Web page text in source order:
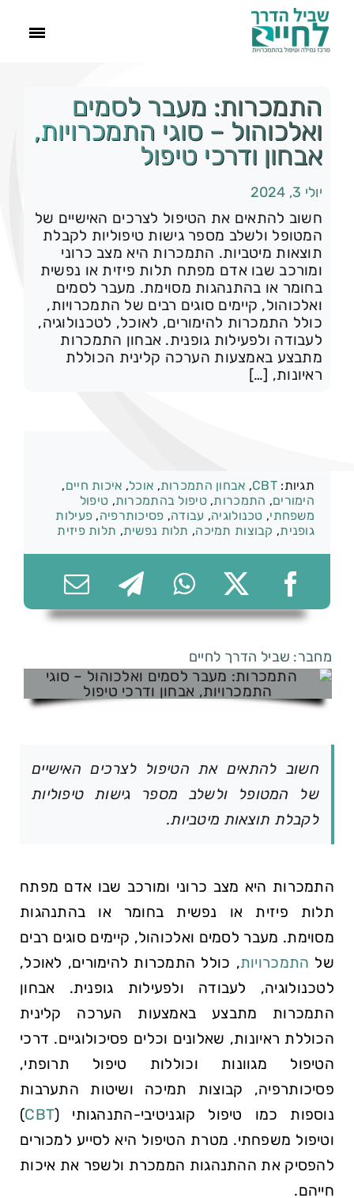
הסיפור שלנו
התמכרויות
תהליך הגמילה
עוד
צור קשר
התמכרות: מעבר לסמים
ואלכוהול – סוגי התמכרויות,
אבחון ודרכי טיפול
יולי 3, 2024
חשוב להתאים את הטיפול לצרכים האישיים של
המטופל ולשלב מספר גישות טיפוליות לקבלת
תוצאות מיטביות. התמכרות היא מצב כרוני
ומורכב שבו אדם מפתח תלות פיזית או נפשית
בחומר או בהתנהגות מסוימת. מעבר לסמים
ואלכוהול, קיימים סוגים רבים של התמכרויות,
כולל התמכרות להימורים, לאוכל, לטכנולוגיה,
לעבודה ולפעילות גופנית. אבחון התמכרות
מתבצע באמצעות הערכה קלינית הכוללת
ראיונות, […]
תגיות: CBT
, אבחון התמכרות, אוכל, איכות חיים,
הימורים, התמכרות,טיפול בהתמכרות, טיפול
משפחתי, טכנולוגיה, עבודה, פסיכותרפיה, פעילות
גופנית, קבוצות תמיכה, תלות נפשית, תלות פיזית
מחבר: שביל הדרך לחיים
חשוב להתאים את הטיפול לצרכים האישיים
של המטופל ולשלב מספר גישות טיפוליות
לקבלת תוצאות מיטביות.
התמכרות היא מצב כרוני ומורכב שבו אדם מפתח
תלות פיזית או נפשית בחומר או בהתנהגות
מסוימת. מעבר לסמים ואלכוהול, קיימים סוגים רבים
של התמכרויות, כולל התמכרות להימורים, לאוכל,
לטכנולוגיה, לעבודה ולפעילות גופנית. אבחון
התמכרות מתבצע באמצעות הערכה קלינית
הכוללת ראיונות, שאלונים וכלים פסיכולוגיים. דרכי
הטיפול מגוונות וכוללות טיפול תרופתי,
פסיכותרפיה, קבוצות תמיכה ושיטות התערבות
נוספות כמו טיפול קוגניטיבי-התנהגותי (CBT
)
וטיפול משפחתי. מטרת הטיפול היא לסייע למכורים
להפסיק את ההתנהגות הממכרת ולשפר את איכות
חייהם.